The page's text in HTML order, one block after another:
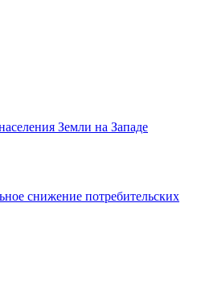
Земли на Западе
снижение потребительских